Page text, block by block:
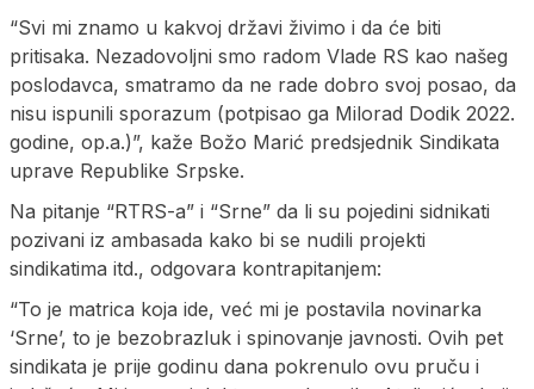
“Svi mi znamo u kakvoj državi živimo i da će biti
pritisaka. Nezadovoljni smo radom Vlade RS kao našeg
poslodavca, smatramo da ne rade dobro svoj posao, da
nisu ispunili sporazum (potpisao ga Milorad Dodik 2022.
godine, op.a.)”, kaže Božo Marić predsjednik Sindikata
uprave Republike Srpske.
Na pitanje “RTRS-a” i “Srne” da li su pojedini sidnikati
pozivani iz ambasada kako bi se nudili projekti
sindikatima itd., odgovara kontrapitanjem:
“To je matrica koja ide, već mi je postavila novinarka
‘Srne’, to je bezobrazluk i spinovanje javnosti. Ovih pet
sindikata je prije godinu dana pokrenulo ovu pruču i